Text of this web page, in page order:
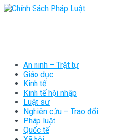
An ninh – Trật tự
Giáo dục
Kinh tế
Kinh tế hội nhập
Luật sư
Nghiên cứu – Trao đổi
Pháp luật
Quốc tế